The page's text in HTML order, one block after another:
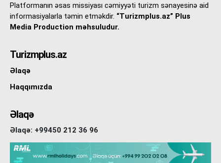
Platformanın əsas missiyası cəmiyyəti turizm sənayesinə aid
informasiyalarla təmin etməkdir. “Turizmplus.az” Plus
Media Production məhsuludur.
Turizmplus.az
Əlaqə
Haqqımızda
Əlaqə
Əlaqə: +99450 212 36 96